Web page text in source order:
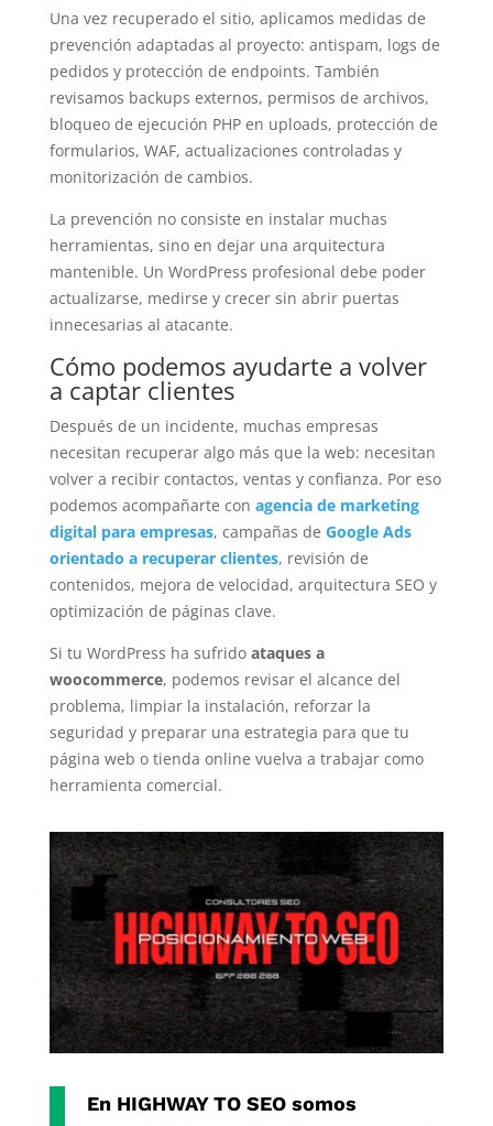
Una vez recuperado el sitio, aplicamos medidas de
prevención adaptadas al proyecto: antispam, logs de
pedidos y protección de endpoints. También
revisamos backups externos, permisos de archivos,
bloqueo de ejecución PHP en uploads, protección de
formularios, WAF, actualizaciones controladas y
monitorización de cambios.
La prevención no consiste en instalar muchas
herramientas, sino en dejar una arquitectura
mantenible. Un WordPress profesional debe poder
actualizarse, medirse y crecer sin abrir puertas
innecesarias al atacante.
Cómo podemos ayudarte a volver
a captar clientes
Después de un incidente, muchas empresas
necesitan recuperar algo más que la web: necesitan
volver a recibir contactos, ventas y confianza. Por eso
podemos acompañarte con agencia de marketing
digital para empresas, campañas de Google Ads
orientado a recuperar clientes, revisión de
contenidos, mejora de velocidad, arquitectura SEO y
optimización de páginas clave.
Si tu WordPress ha sufrido ataques a
woocommerce, podemos revisar el alcance del
problema, limpiar la instalación, reforzar la
seguridad y preparar una estrategia para que tu
página web o tienda online vuelva a trabajar como
herramienta comercial.
En HIGHWAY TO SEOsomos